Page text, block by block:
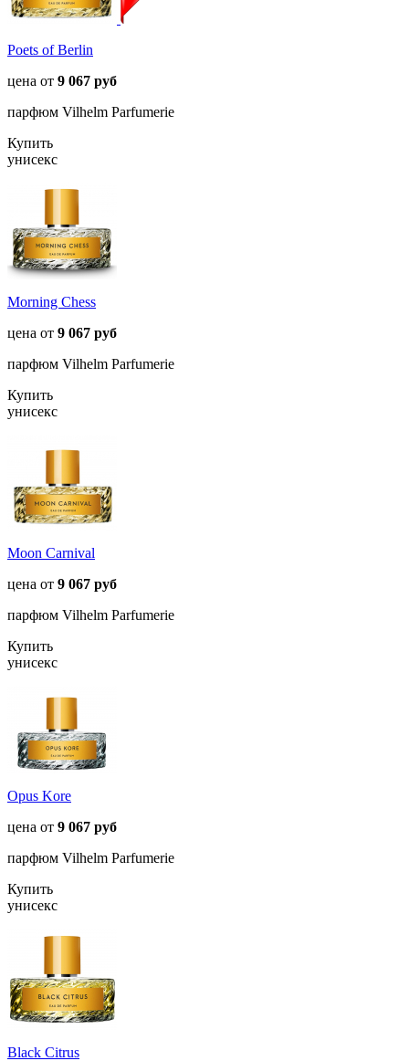
Poets of Berlin
цена от 9 067 руб
парфюм Vilhelm Parfumerie
Купить
унисекс
Morning Chess
цена от 9 067 руб
парфюм Vilhelm Parfumerie
Купить
унисекс
Moon Carnival
цена от 9 067 руб
парфюм Vilhelm Parfumerie
Купить
унисекс
Opus Kore
цена от 9 067 руб
парфюм Vilhelm Parfumerie
Купить
унисекс
Black Citrus